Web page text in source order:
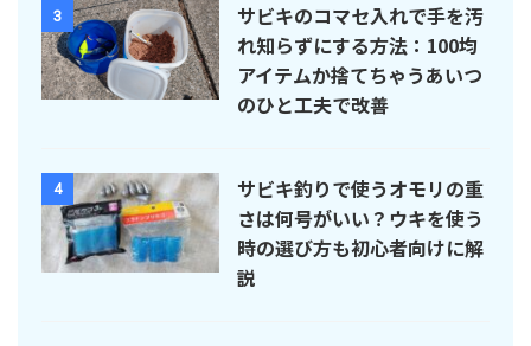
3
サビキのコマセ入れで手を汚
れ知らずにする方法：100均
アイテムか捨てちゃうあいつ
のひと工夫で改善
4
サビキ釣りで使うオモリの重
さは何号がいい？ウキを使う
時の選び方も初心者向けに解
説